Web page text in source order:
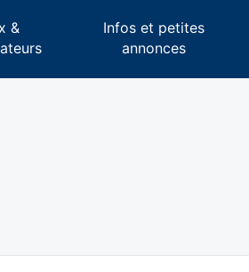
&
Infos et petites
annonces